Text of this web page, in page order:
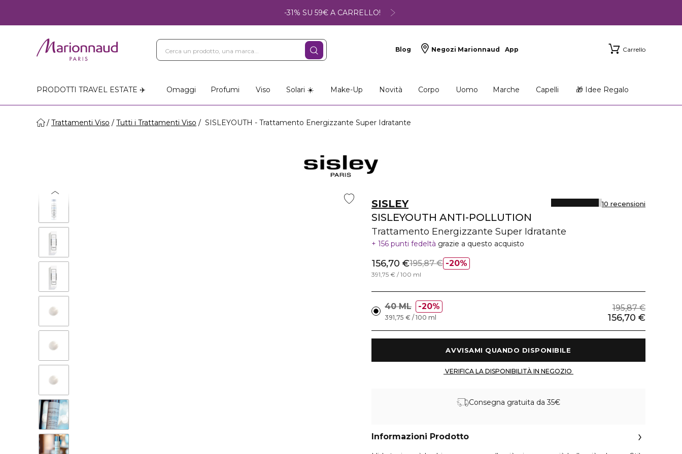
-31% SU 59€ A CARRELLO!
Blog Negozi Marionnaud App Carrello
PRODOTTI TRAVEL ESTATE ✈️ Omaggi Profumi Viso Solari ☀️ Make-Up Novità Corpo Uomo Marche Capelli 🎁 Idee Regalo
Trattamenti Viso Tutti i Trattamenti Viso SISLEYOUTH - Trattamento Energizzante Super Idratante
SISLEY
SISLEYOUTH ANTI-POLLUTION
Trattamento Energizzante Super Idratante
10 recensioni
156 punti fedeltà grazie a questo acquisto
20%
156,70 €195,87 €
391,75 € / 100 ml
40 ML 20% 195,87 €
156,70 €
391,75 € / 100 ml
Consegna gratuita da 35€
Informazioni Prodotto